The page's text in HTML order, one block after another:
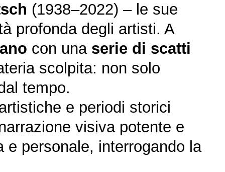
(1938–2022) – le sue
profonda degli artisti. A
con una serie di scatti
scolpita: non solo
tempo.
e periodi storici
visiva potente e
e personale, interrogando la